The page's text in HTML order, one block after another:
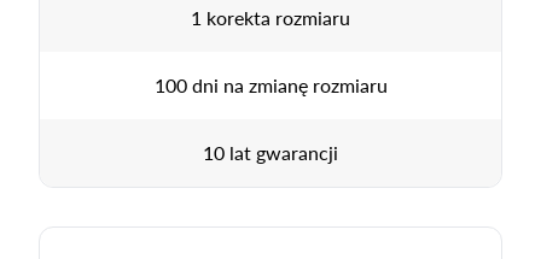
1 korekta rozmiaru
100 dni na zmianę rozmiaru
10 lat gwarancji